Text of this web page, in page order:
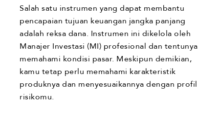
Salah satu instrumen yang dapat membantu
pencapaian tujuan keuangan jangka panjang
adalah reksa dana. Instrumen ini dikelola oleh
Manajer Investasi (MI) profesional dan tentunya
memahami kondisi pasar. Meskipun demikian,
kamu tetap perlu memahami karakteristik
produknya dan menyesuaikannya dengan profil
risikomu.